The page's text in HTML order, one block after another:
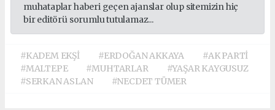
muhataplar haberi geçen ajanslar olup sitemizin hiç
bir editörü sorumlu tutulamaz...
#KADEM EKŞİ #ERDOĞAN AKKAYA
#AK PARTİ
#MALTEPE
#MUHTARLAR
#YAŞAR KAYGUSUZ
#SERKAN ASLAN
#NECDET TÜMER